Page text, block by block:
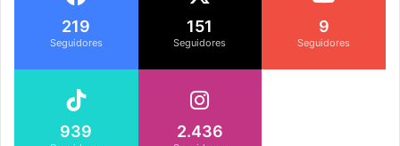
219
Seguidores
151
Seguidores
9
Seguidores
939 2.436